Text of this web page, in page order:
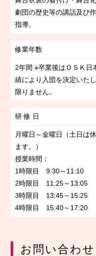
劇団の歴史等の講話及び
指導。
修業年数
2年間 ※卒業後はＯＳＫ日本歌劇団の入団試験があり、その成
績により入団を決定いた
限りません。
研 修 日
月曜日～金曜日（土日は
ます。）
授業時間：
1時限目 9:30～11:10
2時限目 11:25～13:05
3時限目 13:45～15:25
4時限目 15:40～17:20
お問い合わせ